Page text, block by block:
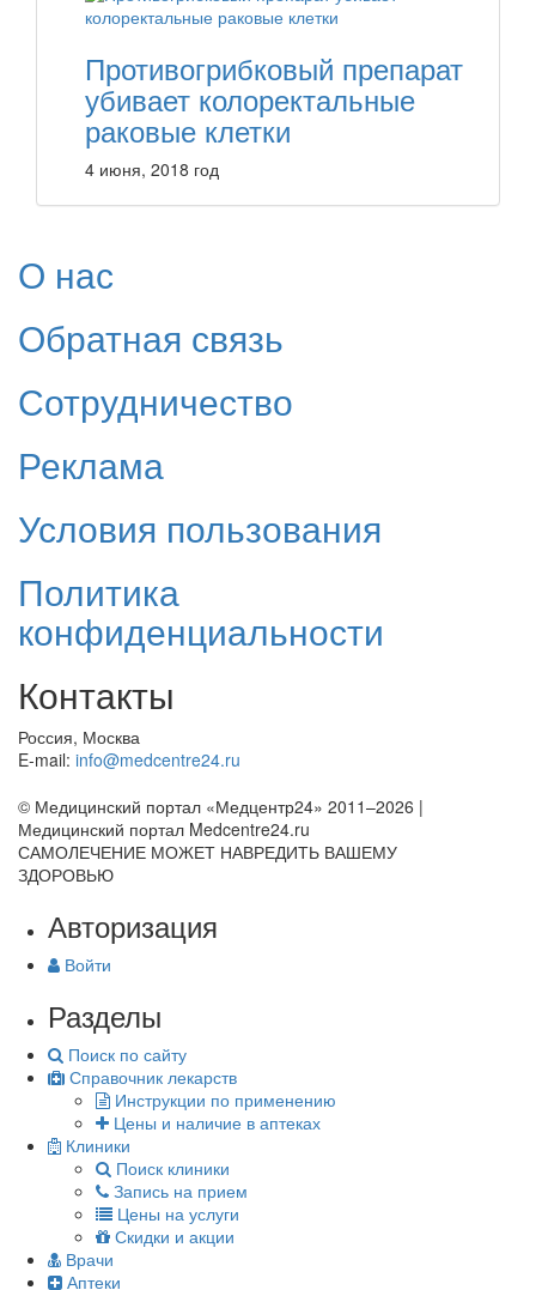
Противогрибковый препарат
убивает колоректальные
раковые клетки
4 июня, 2018 год
О нас
Обратная связь
Сотрудничество
Реклама
Условия пользования
Политика
конфиденциальности
Контакты
Россия, Москва
E-mail: info@medcentre24.ru
© Медицинский портал «Медцентр24» 2011–2026 |
Медицинский портал Medcentre24.ru
САМОЛЕЧЕНИЕ МОЖЕТ НАВРЕДИТЬ ВАШЕМУ
ЗДОРОВЬЮ
Авторизация
Войти
Разделы
Поиск по сайту
Справочник лекарств
Инструкции по применению
Цены и наличие в аптеках
Клиники
Поиск клиники
Запись на прием
Цены на услуги
Скидки и акции
Врачи
Аптеки